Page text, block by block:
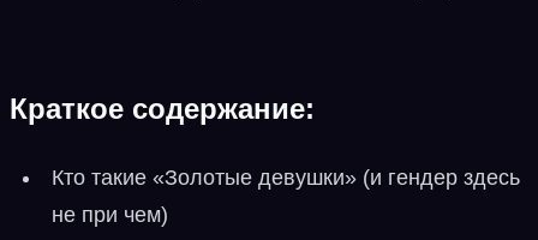
Краткое содержание:
Кто такие «Золотые девушки» (и гендер здесь
не при чем)